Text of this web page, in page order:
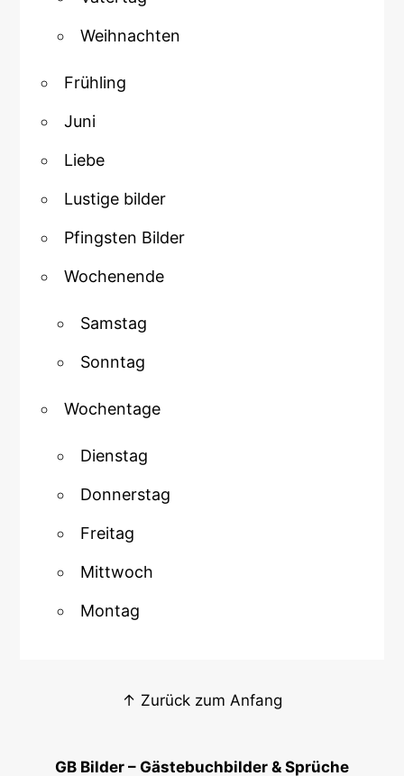
Weihnachten
Frühling
Juni
Liebe
Lustige bilder
Pfingsten Bilder
Wochenende
Samstag
Sonntag
Wochentage
Dienstag
Donnerstag
Freitag
Mittwoch
Montag
↑ Zurück zum Anfang
GB Bilder – Gästebuchbilder & Sprüche